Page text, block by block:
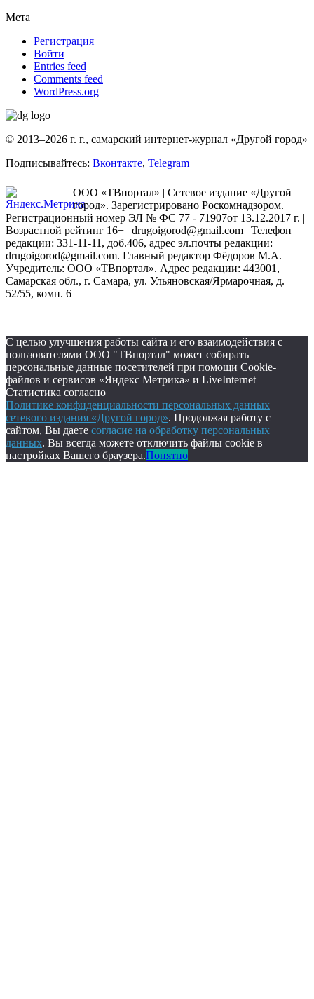
Мета
Регистрация
Войти
Entries feed
Comments feed
WordPress.org
© 2013–2026 г. г., самарский интернет-журнал «Другой город»
Подписывайтесь: Вконтакте, Telegram
ООО «ТВпортал» | Сетевое издание «Другой
город». Зарегистрировано Роскомнадзором.
Регистрационный номер ЭЛ № ФС 77 - 71907от 13.12.2017 г. |
Возрастной рейтинг 16+ | drugoigorod@gmail.com | Телефон
редакции: 331-11-11, доб.406, адрес эл.почты редакции:
drugoigorod@gmail.com. Главный редактор Фёдоров М.А.
Учредитель: ООО «ТВпортал». Адрес редакции: 443001,
Самарская обл., г. Самара, ул. Ульяновская/Ярмарочная, д.
52/55, комн. 6
С целью улучшения работы сайта и его взаимодействия с
пользователями ООО "ТВпортал" может собирать
персональные данные посетителей при помощи Cookie-
файлов и сервисов «Яндекс Метрика» и LiveInternet
Статистика согласно
Политике конфиденциальности персональных данных
сетевого издания «Другой город». Продолжая работу с
сайтом, Вы даете согласие на обработку персональных
данных. Вы всегда можете отключить файлы cookie в
настройках Вашего браузера.Понятно